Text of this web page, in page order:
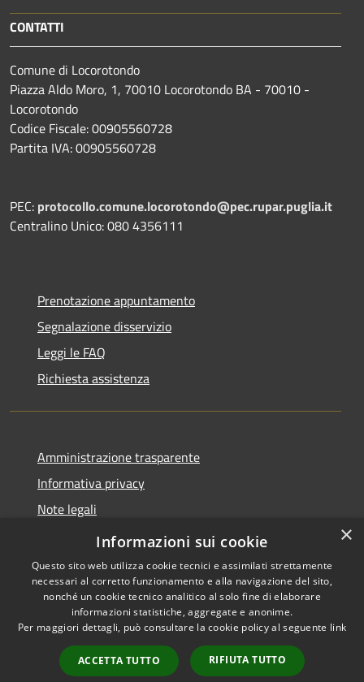
CONTATTI
Comune di Locorotondo
Piazza Aldo Moro, 1, 70010 Locorotondo BA - 70010 -
Locorotondo
Codice Fiscale: 00905560728
Partita IVA: 00905560728
PEC: protocollo.comune.locorotondo@pec.rupar.puglia.it
Centralino Unico: 080 4356111
Prenotazione appuntamento
Segnalazione disservizio
Leggi le FAQ
Richiesta assistenza
Amministrazione trasparente
Informativa privacy
Note legali
Dichiarazione di accessibilità
Accessibilità
Copyright © 2026 • Comune di
Locorotondo • Powered by
Municipium•
Accesso
redazione
×
Informazioni sui cookie
Questo sito web utilizza cookie tecnici e assimilati strettamente
necessari al corretto funzionamento e alla navigazione del sito,
nonché un cookie tecnico analitico al solo fine di elaborare
informazioni statistiche, aggregate e anonime.
Per maggiori dettagli, può consultare la cookie policy al seguente link
ACCETTA TUTTO RIFIUTA TUTTO